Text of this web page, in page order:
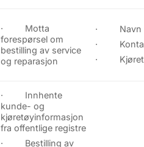
· Motta
forespørsel om
bestilling av service
og reparasjon
· Navn
·
·
· Innhente
kunde- og
kjøretøyinformasjon
fra offentlige registre
· Bestilling av